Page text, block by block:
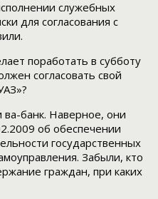
служебных
для согласования с
поработать в субботу
согласовать свой
банк. Наверное, они
об обеспечении
государственных
Забыли, кто
граждан, при каких